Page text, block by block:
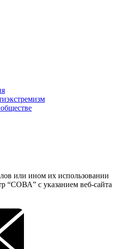
или ином их использовании
“СОВА” с указанием веб-сайта